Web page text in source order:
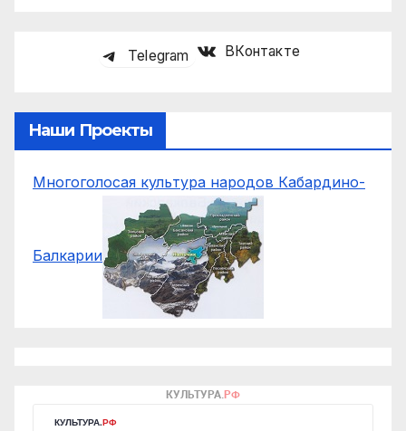
Telegram ВКонтакте
Наши Проекты
Многоголосая культура народов Кабардино-
Балкарии